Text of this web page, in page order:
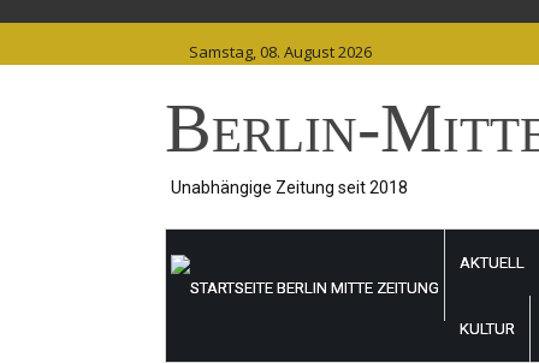
content
Samstag, 08. August 2026
Berlin-
Unabhängige Zeitung seit 2018
AKTUELL
KULTUR